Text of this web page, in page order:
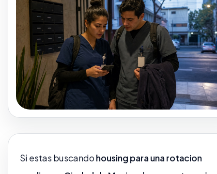
Si estas buscando housing para una rotacion